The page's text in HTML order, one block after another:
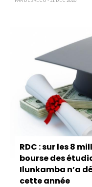
RDC : sur les 8
bourse des
Ilunkamba n’a
cette année